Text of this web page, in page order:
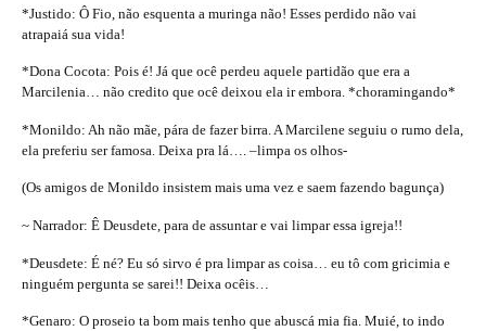
*Justido: Ô Fio, não esquenta a muringa não! Esses perdido não vai
atrapaiá sua vida!
*Dona Cocota: Pois é! Já que ocê perdeu aquele partidão que era a
Marcilenia… não credito que ocê deixou ela ir embora. *choramingando*
*Monildo: Ah não mãe, pára de fazer birra. A Marcilene seguiu o rumo dela,
ela preferiu ser famosa. Deixa pra lá…. –limpa os olhos-
(Os amigos de Monildo insistem mais uma vez e saem fazendo bagunça)
~ Narrador: Ê Deusdete, para de assuntar e vai limpar essa igreja!!
*Deusdete: É né? Eu só sirvo é pra limpar as coisa… eu tô com gricimia e
ninguém pergunta se sarei!! Deixa ocêis…
*Genaro: O proseio ta bom mais tenho que abuscá mia fia. Muié, to indo